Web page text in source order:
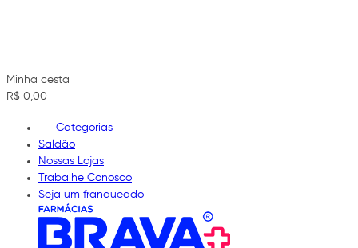
Minha cesta
R$ 0,00
Categorias
Saldão
Nossas Lojas
Trabalhe Conosco
Seja um franqueado